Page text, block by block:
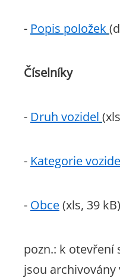
- Popis položek
Číselníky
- Druh vozidel
- Kategorie
- Obce(xls, 39 kB)
pozn.: k
jsou